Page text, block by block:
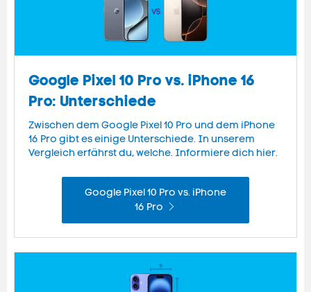
Google Pixel 10 Pro vs. iPhone 16
Pro: Unterschiede
Zwischen dem Google Pixel 10 Pro und dem iPhone
16 Pro gibt es einige Unterschiede. In unserem
Vergleich erfährst du, welche. Informiere dich hier.
Google Pixel 10 Pro vs. iPhone
16 Pro